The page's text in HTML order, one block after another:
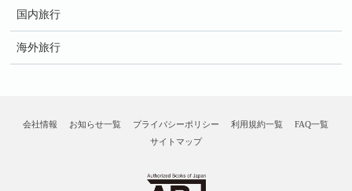
国内旅行
海外旅行
会社情報 お知らせ一覧 プライバシーポリシー 利用規約一覧
FAQ一覧
サイトマップ